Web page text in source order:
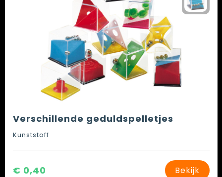
Verschillende geduldspelletjes
Kunststoff
€ 0,40 Bekijk